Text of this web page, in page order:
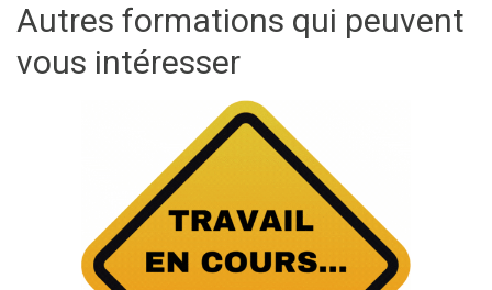
Autres formations qui peuvent
vous intéresser